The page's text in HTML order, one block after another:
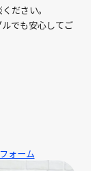
ださい。
でも安心してご
ォーム